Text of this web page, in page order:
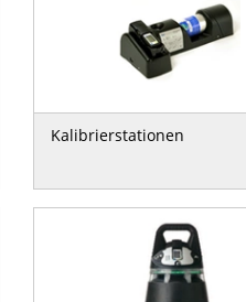
Kalibrierstationen